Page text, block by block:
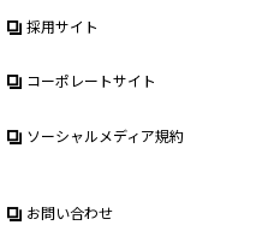
採用サイト
コーポレートサイト
ソーシャルメディア規約
お問い合わせ